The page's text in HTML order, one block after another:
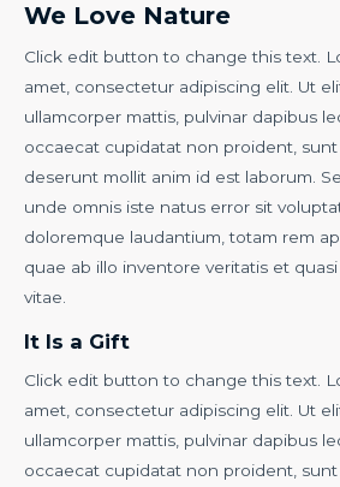
We Love Nature​
Click edit button to change this text.
amet, consectetur adipiscing elit. Ut
ullamcorper mattis, pulvinar dapibus
occaecat cupidatat non proident,
deserunt mollit anim id est laborum.
unde omnis iste natus error sit
doloremque laudantium, totam rem
quae ab illo inventore veritatis et
vitae.​
It Is a Gift​
Click edit button to change this text.
amet, consectetur adipiscing elit. Ut
ullamcorper mattis, pulvinar dapibus
occaecat cupidatat non proident,